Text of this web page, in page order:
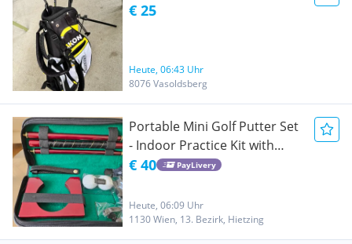
€ 25
Heute, 06:43 Uhr
8076 Vasoldsberg
Portable Mini Golf Putter Set
- Indoor Practice Kit with
Travel Case, NEW
€ 40 PayLivery
Heute, 06:09 Uhr
1130 Wien, 13. Bezirk, Hietzing